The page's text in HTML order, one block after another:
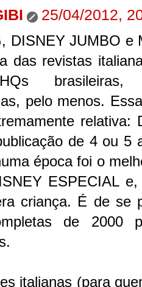
25/04/2012,
DISNEY JUMBO e
das revistas
pelo menos.
relativa:
de 4 ou 5
época foi o
ESPECIAL
criança. É de se
de
italianas (para